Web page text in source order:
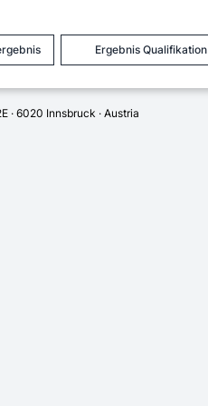
Ergebnis Qualifikation
· 6020 Innsbruck · Austria